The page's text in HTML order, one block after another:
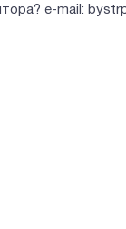
e-mail: